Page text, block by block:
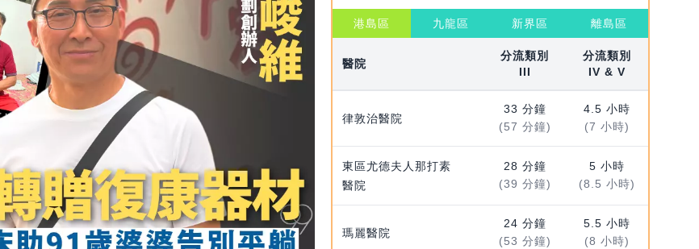
港島區 九龍區 新界區 離島區
醫院
分流類別
III
分流類別
IV & V
律敦治醫院
33 分鐘
(57 分鐘)
4.5 小時
(7 小時)
東區尤德夫人那打素
醫院
28 分鐘
(39 分鐘)
5 小時
(8.5 小時)
瑪麗醫院
24 分鐘
(53 分鐘)
5.5 小時
(8 小時)